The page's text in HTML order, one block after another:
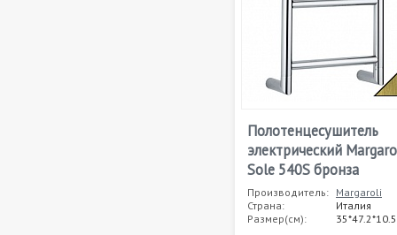
Полотенцесушитель
электрический
Sole 540S бронза
Производитель: Margaroli
Страна:
Италия
Размер(см):
35*47.2*10.5